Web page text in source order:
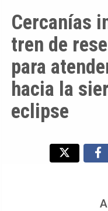
Cercanías
tren de
para
hacia la
eclipse